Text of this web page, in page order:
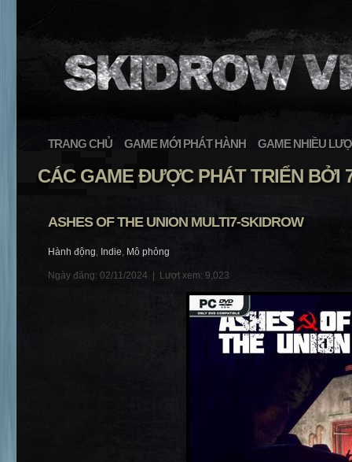
TRANG CHỦ GAME MỚI PHÁT HÀNH GAME NHIỀU
CÁC GAME ĐƯỢC PHÁT TRIỂN BỞI
ASHES OF THE UNION MULTI7-SKIDROW
Hành động, Indie, Mô phỏng
Ngày đăng: 02/11/2024 | Lượt xem: 9,023